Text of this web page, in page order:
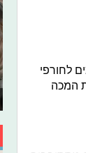
לחורפי
המכה